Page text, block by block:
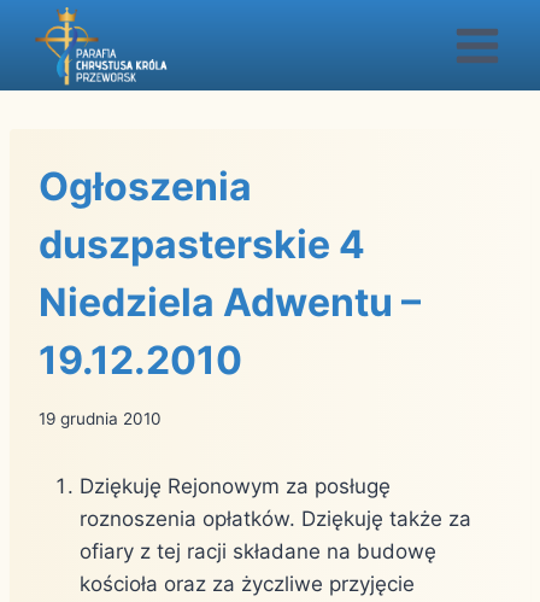
Przejdź
Ogłoszenia
duszpasterskie 4
Niedziela Adwentu –
19.12.2010
19 grudnia 2010
Dziękuję Rejonowym za posługę
roznoszenia opłatków. Dziękuję także za
ofiary z tej racji składane na budowę
kościoła oraz za życzliwe przyjęcie